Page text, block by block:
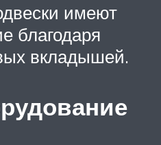
имеют
благодаря
вкладышей.